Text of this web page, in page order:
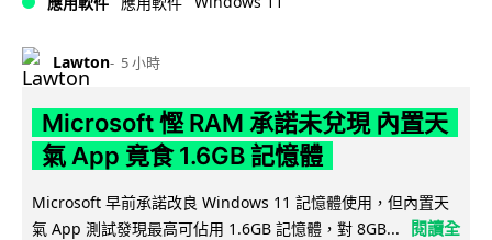
Lawton 5 小時
Microsoft 慳 RAM 承諾未兌現 內置天
氣 App 竟食 1.6GB 記憶體
Microsoft 早前承諾改良 Windows 11 記憶體使用，但內置天
氣 App 測試發現最高可佔用 1.6GB 記憶體，對 8GB...
閱讀全